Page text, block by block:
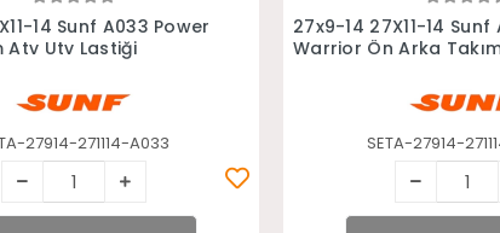
Yok
14 Sunf A033 Power
Atv Utv Lastiği
27914-271114-A033
Stokta Yok
27x9-14 27X11-14 Sunf
Warrior Ön Arka
SETA-27914-